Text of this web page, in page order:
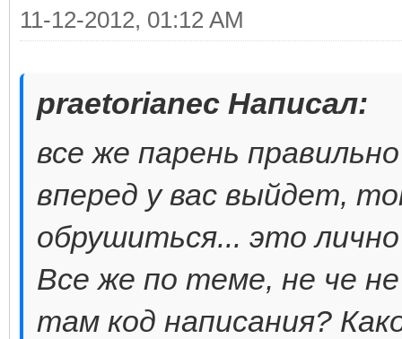
11-12-2012, 01:12 AM
praetorianec Написал:
все же парень
вперед у вас выйдет,
обрушиться... это
Все же по теме, не че
там код написания?